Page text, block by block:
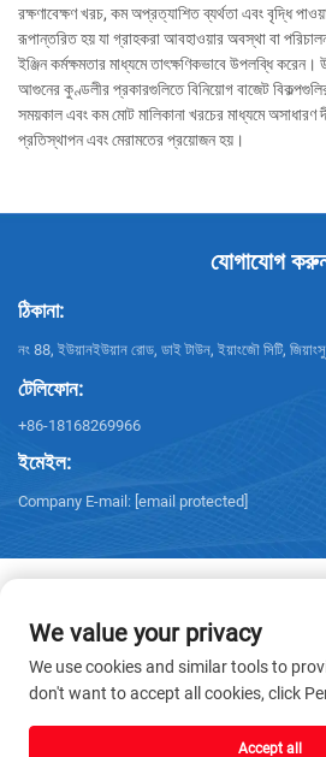
রক্ষণাবেক্ষণ খরচ, কম অপ্রত্যাশিত ব্যর্থতা এবং বৃদ্ধি
রূপান্তরিত হয় যা গ্রাহকরা আবহাওয়ার অবস্থা বা
ইঞ্জিন কর্মক্ষমতার মাধ্যমে তাৎক্ষণিকভাবে উপলব্ধি করেন।
আগুনের কুণ্ডলীর প্রকারগুলিতে বিনিয়োগ বাজেট
সময়কাল এবং কম মোট মালিকানা খরচের মাধ্যমে অসাধারণ
প্রতিস্থাপন এবং মেরামতের প্রয়োজন হয়।
যোগাযোগ
ঠিকানা:
নং 88, ইউয়ানইউয়ান রোড, ডাই টাউন, ইয়াংজৌ সিটি,
টেলিফোন:
+86-18168269966
ইমেইল:
Company E-mail: [email protected]
কপিরাইট © 2025 ইয়াংজৌ স্যানশিং টেকনোলজি কোং,
গোপনীয়তা নীতি
We value your privacy
We use cookies and similar tools to
don't want to accept all cookies, click
Accept all